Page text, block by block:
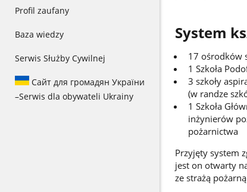
Profil zaufany
Baza wiedzy
Serwis Służby Cywilnej
Сайт для громадян України
–Serwis dla obywateli Ukrainy
System
17 ośrodków
1 Szkoła
3 szkoły
(w randze
1 Szkoła
inżynierów
pożarnictwa
Przyjęty system
jest on otwarty
ze strażą